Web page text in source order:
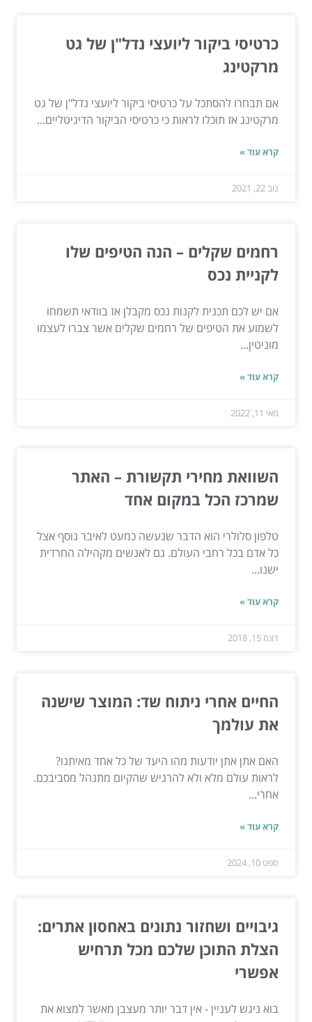
כרטיסי ביקור ליועצי נדל"ן של גט
מרקטינג
אם תבחרו להסתכל על כרטיסי ביקור ליועצי נדל"ן של גט
מרקטינג אז תוכלו לראות כי כרטיסי הביקור הדיגיטליים...
קרא עוד »
נוב 22, 2021
רחמים שקלים – הנה הטיפים שלו
לקניית נכס
אם יש לכם תכנית לקנות נכס מקבלן אז בוודאי תשמחו
לשמוע את הטיפים של רחמים שקלים אשר צברו לעצמו
מוניטין...
קרא עוד »
מאי 11, 2022
השוואת מחירי תקשורת – האתר
שמרכז הכל במקום אחד
טלפון סלולרי הוא הדבר שנעשה כמעט לאיבר נוסף אצל
כל אדם בכל רחבי העולם. גם לאנשים מקהילה החרדית
ישנו...
קרא עוד »
דצמ 15, 2018
החיים אחרי ניתוח שד: המוצר שישנה
את עולמך
האם אתן אתן יודעות מהו היעד של כל אחד מאיתנו?
לראות עולם מלא ולא להרגיש שהקיום מתנהל מסביבכם.
אחרי...
קרא עוד »
ספט 10, 2024
גיבויים ושחזור נתונים באחסון אתרים:
הצלת התוכן שלכם מכל תרחיש
אפשרי
בוא ניגש לעניין - אין דבר יותר מעצבן מאשר למצוא את